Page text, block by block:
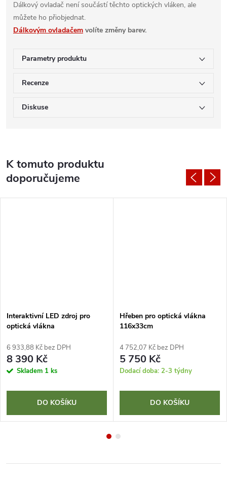
Dálkový ovladač není součástí těchto optických vláken, ale
můžete ho přiobjednat.
Dálkovým ovladačem volíte změny barev.
Parametry produktu
Recenze
Diskuse
K tomuto produktu
doporučujeme
Interaktivní LED zdroj pro
optická vlákna
6 933,88 Kč bez DPH
8 390 Kč
Skladem 1 ks
DO KOŠÍKU
Hřeben pro optická vlákna
116x33cm
4 752,07 Kč bez DPH
5 750 Kč
Dodací doba: 2-3 týdny
DO KOŠÍKU